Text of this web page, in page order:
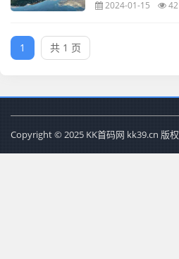
2024-01-15
1 共 1 页
Copyright © 2025 KK首码网 kk39.cn 版